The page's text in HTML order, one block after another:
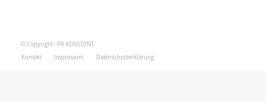
© Copyright - PR KONSTANT
Kontakt
Impressum Datenschutzerklärung